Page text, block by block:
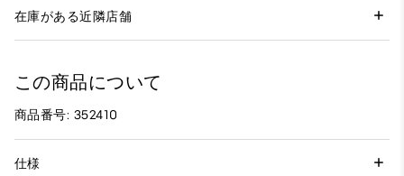
在庫がある近隣店舗
この商品について
商品番号: 352410
仕様